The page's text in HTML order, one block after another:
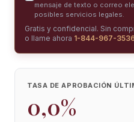
mensaje de texto o correo
posibles servicios legales.
Gratis y confidencial. Sin
o llame ahora 1-844-967-
TASA DE APROBACIÓN
0,0%